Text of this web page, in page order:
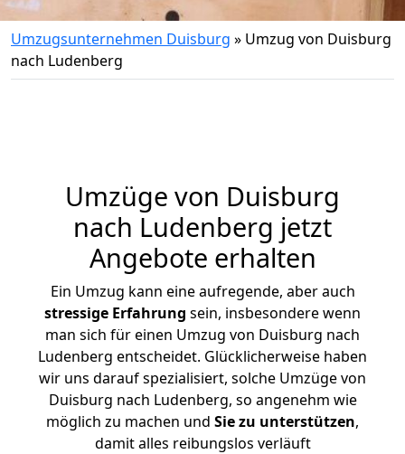
Umzugsunternehmen Duisburg » Umzug von Duisburg
nach Ludenberg
Umzüge von Duisburg
nach Ludenberg jetzt
Angebote erhalten
Ein Umzug kann eine aufregende, aber auch
stressige Erfahrung sein, insbesondere wenn
man sich für einen Umzug von Duisburg nach
Ludenberg entscheidet. Glücklicherweise haben
wir uns darauf spezialisiert, solche Umzüge von
Duisburg nach Ludenberg, so angenehm wie
möglich zu machen und Sie zu unterstützen,
damit alles reibungslos verläuft